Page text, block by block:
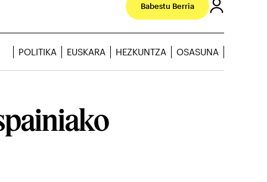
Babestu Berria
POLITIKA EUSKARA HEZKUNTZA OSASUNA